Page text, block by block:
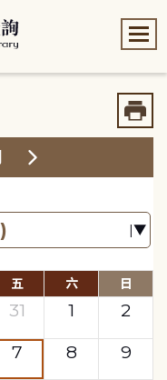
五 六 日
31 1
2
7 8
9